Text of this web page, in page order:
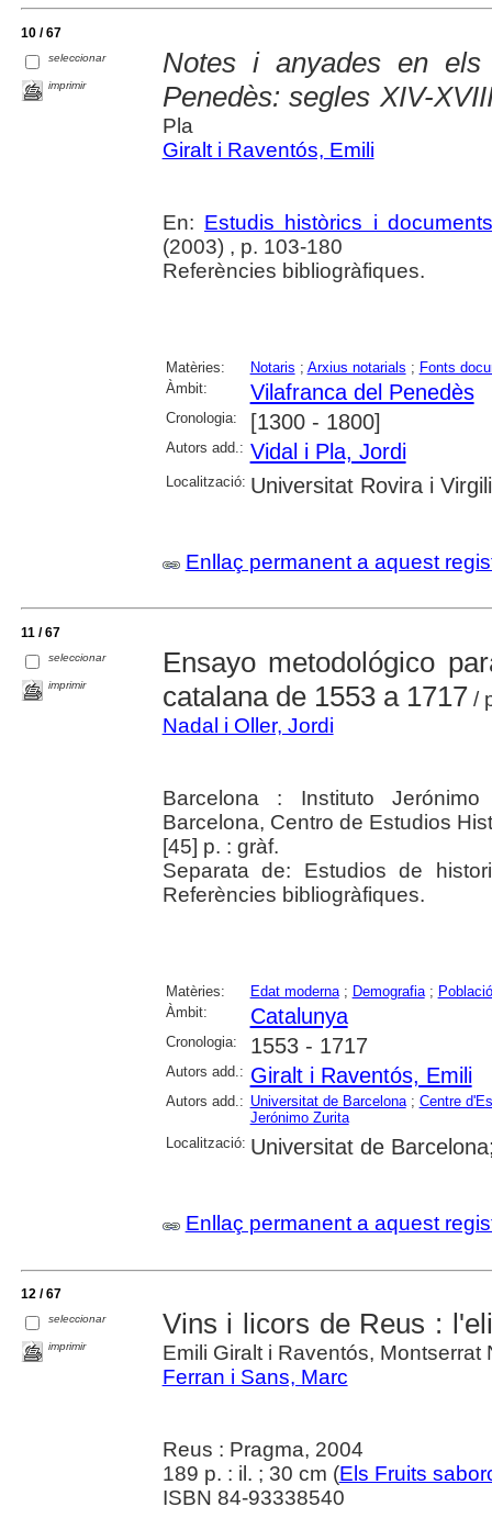
10 / 67
seleccionar
imprimir
Notes i anyades en els
Penedès: segles XIV-
Pla
Giralt i Raventós, Emili
En: Estudis històrics i
(2003) , p. 103-180
Referències bibliogràfiques.
Matèries: Notaris ; Arxius notarials ; Fonts
Àmbit:
Vilafranca del Penedès
Cronologia: [1300 - 1800]
Autors add.: Vidal i Pla, Jordi
Localització: Universitat Rovira i Virgili
Enllaç permanent a aquest
11 / 67
seleccionar
imprimir
Ensayo metodológico
catalana de 1553 a 1717 /
Nadal i Oller, Jordi
Barcelona : Instituto
Barcelona, Centro de Estudios
[45] p. : gràf.
Separata de: Estudios de
Referències bibliogràfiques.
Matèries: Edat moderna; Demografia; Població
Àmbit:
Catalunya
Cronologia: 1553 - 1717
Autors add.: Giralt i Raventós, Emili
Autors add.: Universitat de Barcelona; Centre
Jerónimo Zurita
Localització: Universitat de
Enllaç permanent a aquest
12 / 67
seleccionar
imprimir
Vins i licors de Reus :
Emili Giralt i Raventós, Montserrat
Ferran i Sans, Marc
Reus : Pragma, 2004
189 p. : il. ; 30 cm (Els Fruits
ISBN 84-93338540